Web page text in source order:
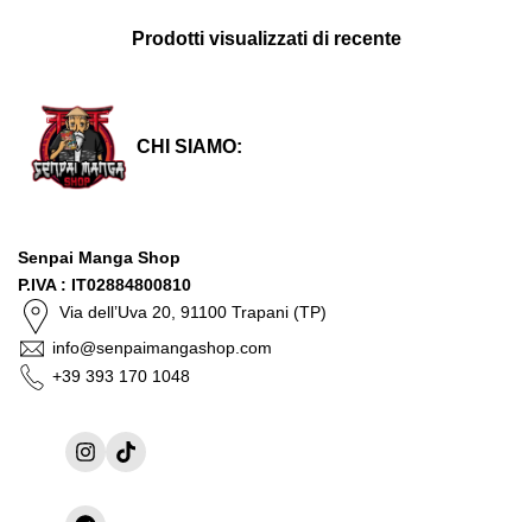
Prodotti visualizzati di recente
CHI SIAMO:
Senpai Manga Shop
P.IVA : IT02884800810
Via dell’Uva 20, 91100 Trapani (TP)
info@senpaimangashop.com
+39 393 170 1048
Instagram
TikTok